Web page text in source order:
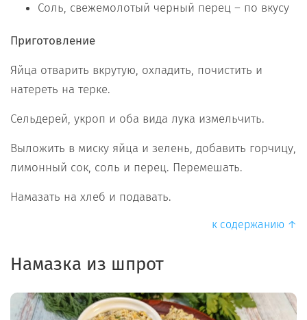
Соль, свежемолотый черный перец – по вкусу
Приготовление
Яйца отварить вкрутую, охладить, почистить и
натереть на терке.
Сельдерей, укроп и оба вида лука измельчить.
Выложить в миску яйца и зелень, добавить горчицу,
лимонный сок, соль и перец. Перемешать.
Намазать на хлеб и подавать.
к содержанию ↑
Намазка из шпрот